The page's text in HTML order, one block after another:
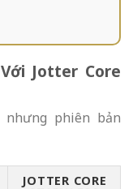
Jotter Core
phiên bản
JOTTER CORE